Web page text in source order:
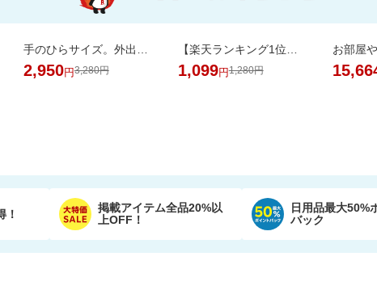
2,950円3,280円 1,099円1,280円
！
掲載アイテム全品20%以
上OFF！
日用品最大50%
バック